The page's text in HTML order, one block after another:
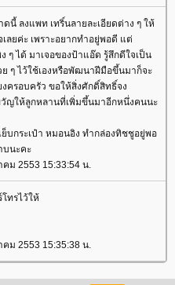
นี้ ลงแพท เทริ์นลายละเอียดต่าง ๆ ให้
ลยค่ะ เพราะอยากทำอยู่พอดี แต่
ได้ มาเจอของป้าแอ๊ด รู้สึกดีใจเป็น
ย ๆ ไว้ใช้เองหรือพัฒนาฝีมือขึ้นมาก็จะ
ครอบครัว ขอให้สิ่งศักดิ์สิทธิ์จง
ญให้ลูกหลานที่เพิ่มขึ้นมาอีกหนึ่งคนนะ
บกระเป๋า หมอนอิง ทำกล่องทิชชูอยู่พอ
บนะคะ
ม 2553 15:33:54 น.
ทรไว้ให้
ม 2553 15:35:38 น.